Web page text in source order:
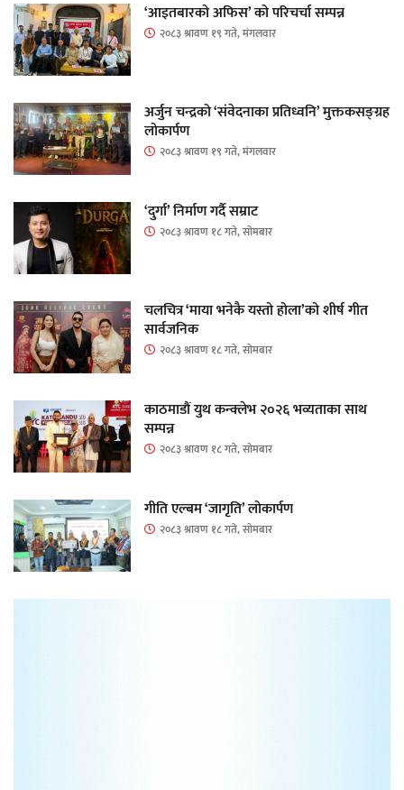
‘आइतबारको अफिस’ को परिचर्चा सम्पन्न
२०८३ श्रावण १९ गते, मंगलवार
अर्जुन चन्द्रको ‘संवेदनाका प्रतिध्वनि’ मुक्तकसङ्ग्रह
लोकार्पण
२०८३ श्रावण १९ गते, मंगलवार
‘दुर्गा’ निर्माण गर्दै सम्राट
२०८३ श्रावण १८ गते, सोमबार
चलचित्र ‘माया भनेकै यस्तो होला’को शीर्ष गीत
सार्वजनिक
२०८३ श्रावण १८ गते, सोमबार
काठमाडौं युथ कन्क्लेभ २०२६ भव्यताका साथ
सम्पन्न
२०८३ श्रावण १८ गते, सोमबार
गीति एल्बम ‘जागृति’ लोकार्पण
२०८३ श्रावण १८ गते, सोमबार